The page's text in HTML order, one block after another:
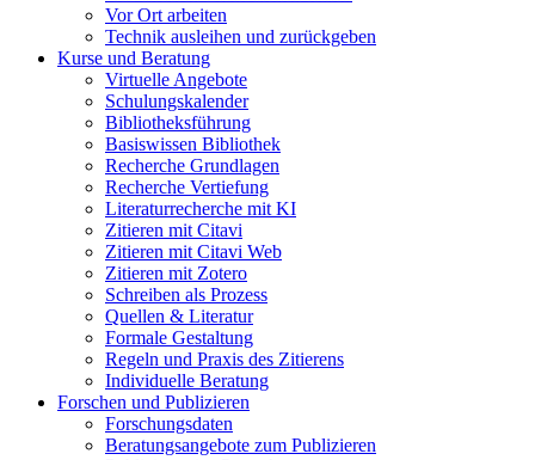
Vor Ort arbeiten
Technik ausleihen und zurückgeben
Kurse und Beratung
Virtuelle Angebote
Schulungskalender
Bibliotheksführung
Basiswissen Bibliothek
Recherche Grundlagen
Recherche Vertiefung
Literaturrecherche mit KI
Zitieren mit Citavi
Zitieren mit Citavi Web
Zitieren mit Zotero
Schreiben als Prozess
Quellen & Literatur
Formale Gestaltung
Regeln und Praxis des Zitierens
Individuelle Beratung
Forschen und Publizieren
Forschungsdaten
Beratungsangebote zum Publizieren